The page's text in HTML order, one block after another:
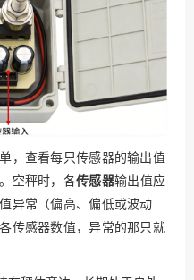
，查看每只传感器的输出值
空秤时，各传感器输出值应
异常（偏高、偏低或波动
传感器数值，异常的那只就